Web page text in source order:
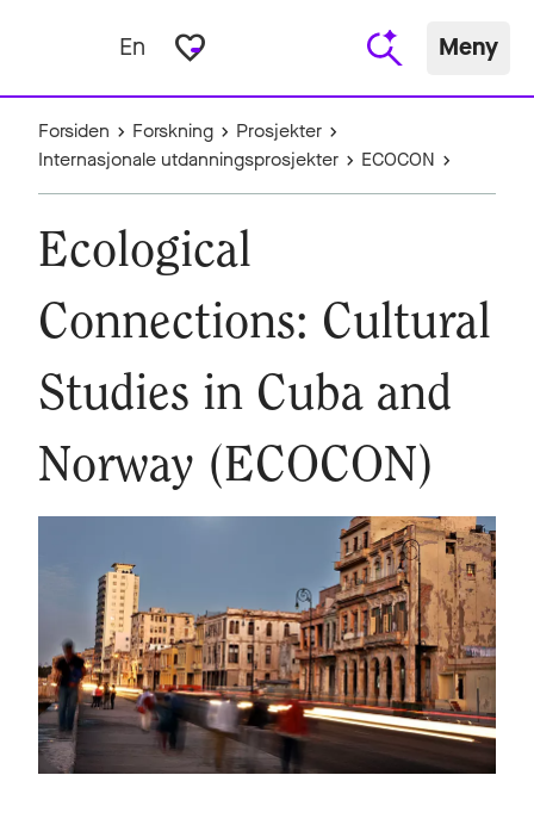
En favorite_border Meny
Forsiden Forskning
Prosjekter
Internasjonale utdanningsprosjekter
ECOCON
Ecological
Connections: Cultural
Studies in Cuba and
Norway (ECOCON)